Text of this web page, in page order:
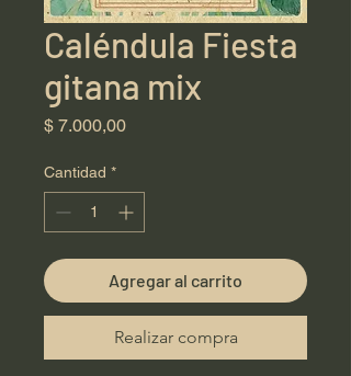
Caléndula Fiesta
gitana mix
$ 7.000,00Precio
Cantidad *
Agregar al carrito
Realizar compra